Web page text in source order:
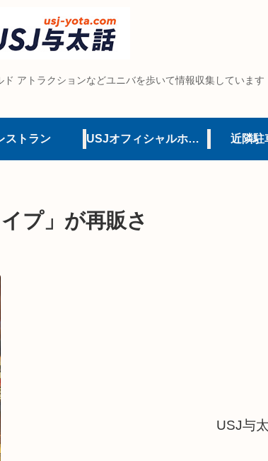
アトラクションなどユニバを歩いて情報収集しています
ストラン USJオフィシャルホテル 近隣駐
プ」が再販さ
USJ与